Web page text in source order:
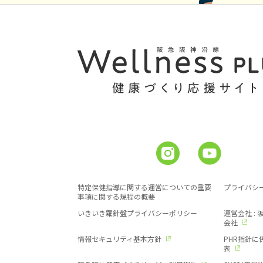
特定保健指導に関する運営についての重要
事項に関する規程の概要
プライバシ
いきいき羅針盤プライバシーポリシー
運営会社 :
会社
情報セキュリティ基本方針
PHR指針に
表